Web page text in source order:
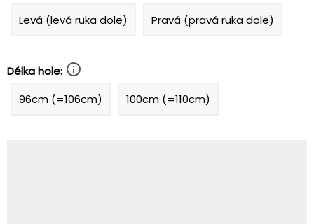
Levá (levá ruka dole)
Pravá (pravá ruka dole)
Délka hole:
96cm (=106cm)
100cm (=110cm)